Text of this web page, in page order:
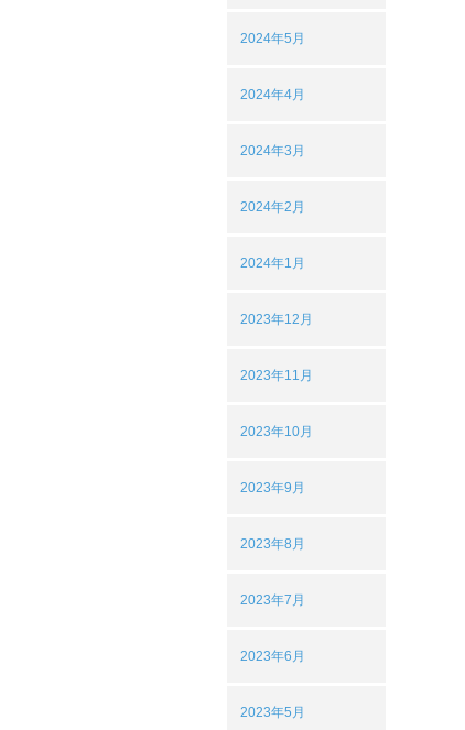
2024年5月
2024年4月
2024年3月
2024年2月
2024年1月
2023年12月
2023年11月
2023年10月
2023年9月
2023年8月
2023年7月
2023年6月
2023年5月